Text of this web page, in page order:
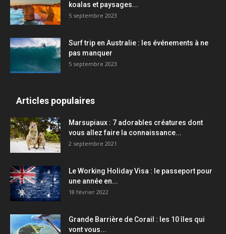
koalas et paysages...
5 septembre 2023
Surf trip en Australie : les événements à ne
pas manquer
5 septembre 2023
Articles populaires
Marsupiaux : 7 adorables créatures dont
vous allez faire la connaissance...
2 septembre 2021
Le Working Holiday Visa : le passeport pour
une année en...
18 février 2022
Grande Barrière de Corail : les 10 îles qui
vont vous...